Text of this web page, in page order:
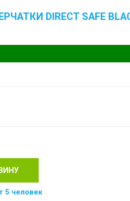
DIRECT SAFE
5 человек